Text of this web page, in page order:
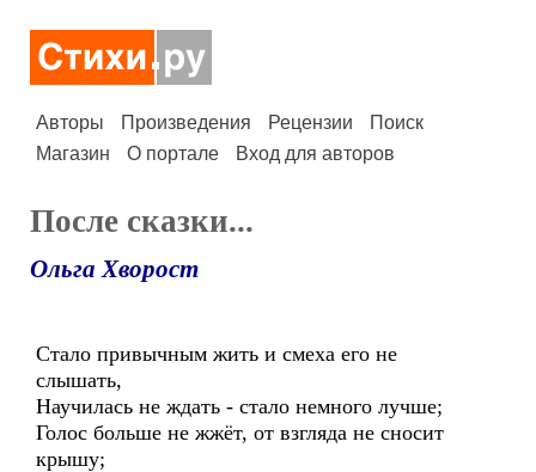
Авторы Произведения Рецензии
Поиск
Магазин
О портале Вход для авторов
После сказки...
Ольга Хворост
Стало привычным жить и смеха его не
слышать,
Научилась не ждать - стало немного лучше;
Голос больше не жжёт, от взгляда не сносит
крышу;